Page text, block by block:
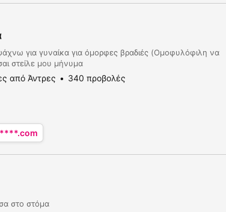
για γυναίκα για όμορφες βραδιές (Ομοφυλόφιλη να
στείλε μου μήνυμα
από Άντρες 340 προβολές
στο στόμα